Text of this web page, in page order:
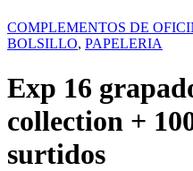
COMPLEMENTOS DE
BOLSILLO, PAPELERIA
Exp 16
collection +
surtidos